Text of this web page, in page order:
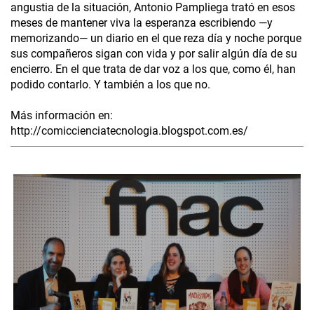
angustia de la situación, Antonio Pampliega trató en esos
meses de mantener viva la esperanza escribiendo —y
memorizando— un diario en el que reza día y noche porque
sus compañeros sigan con vida y por salir algún día de su
encierro. En el que trata de dar voz a los que, como él, han
podido contarlo. Y también a los que no.
Más información en:
http://comiccienciatecnologia.blogspot.com.es/